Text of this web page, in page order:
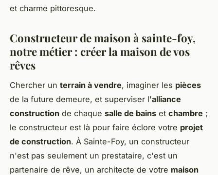
et charme pittoresque.
Constructeur de maison à sainte-foy,
notre métier : créer la maison de vos
rêves
Chercher un terrain à vendre, imaginer les pièces
de la future demeure, et superviser l'alliance
construction de chaque salle de bains et chambre ;
le constructeur est là pour faire éclore votre projet
de construction. À Sainte-Foy, un constructeur
n'est pas seulement un prestataire, c'est un
partenaire de rêve, un architecte de votre maison